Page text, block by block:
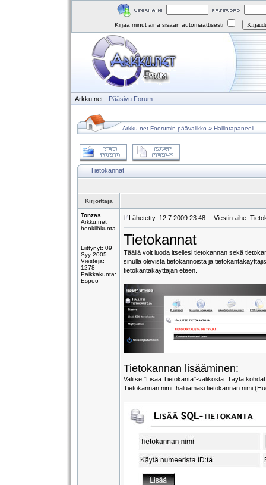
Kirjaa minut aina sisään automaattisesti
Arkku.net - Pääsivu Forum
Arkku.net Foorumin päävalikko » Hallintapaneeli
Tietokannat
Kirjoittaja
Tonzas
Arkku.net
henkilökunta
Liittynyt: 09
Syy 2005
Viestejä:
1278
Paikkakunta:
Espoo
Lähetetty: 12.7.2009 23:48 Viestin aihe:
Tietokannat
Täällä voit luoda itsellesi tietokannan sekä
sinulla olevista tietokannoista ja
tietokantakäyttäjän eteen.
Tietokannan lisääminen:
Valitse "Lisää Tietokanta"-valikosta. Täytä
Tietokannan nimi: haluamasi tietokannan nimi